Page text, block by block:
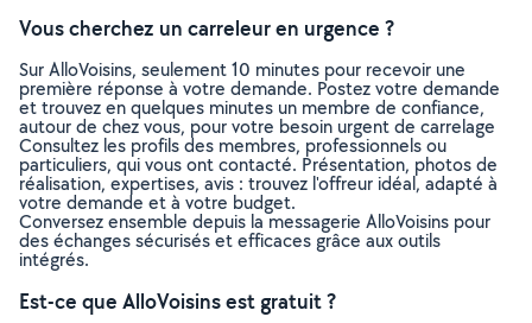
Vous cherchez un carreleur en urgence ?
Sur AlloVoisins, seulement 10 minutes pour recevoir une
première réponse à votre demande. Postez votre demande
et trouvez en quelques minutes un membre de confiance,
autour de chez vous, pour votre besoin urgent de carrelage
Consultez les profils des membres, professionnels ou
particuliers, qui vous ont contacté. Présentation, photos de
réalisation, expertises, avis : trouvez l'offreur idéal, adapté à
votre demande et à votre budget.
Conversez ensemble depuis la messagerie AlloVoisins pour
des échanges sécurisés et efficaces grâce aux outils
intégrés.
Est-ce que AlloVoisins est gratuit ?